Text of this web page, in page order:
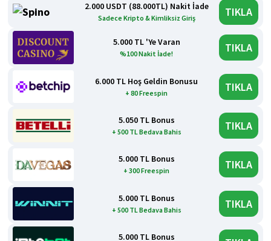
2.000 USDT (88.000TL) Nakit İade
Sadece Kripto & Kimliksiz Giriş TIKLA
5.000 TL 'Ye Varan
%100 Nakit İade! TIKLA
6.000 TL Hoş Geldin Bonusu
+ 80 Freespin TIKLA
5.050 TL Bonus
+ 500 TL Bedava Bahis TIKLA
5.000 TL Bonus
+ 300 Freespin TIKLA
5.000 TL Bonus
+ 500 TL Bedava Bahis TIKLA
5.000 TL Bonus